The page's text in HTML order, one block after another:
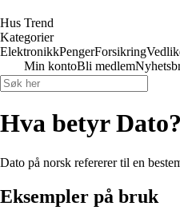
Hus Trend
Kategorier
ElektronikkPengerForsikring
Min kontoBli medlem
Hva betyr Dato?
Dato på norsk refererer til en
Eksempler på bruk